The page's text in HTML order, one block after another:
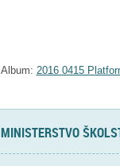
Album: 2016 0415
MINISTERSTVO